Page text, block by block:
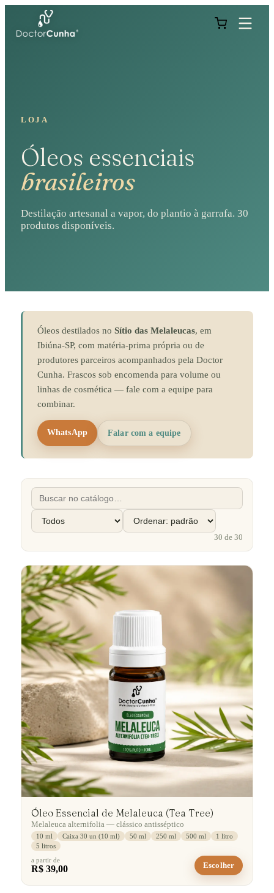
LOJA
Óleos essenciais
brasileiros
Destilação artesanal a vapor, do plantio à garrafa. 30
produtos disponíveis.
Óleos destilados no Sítio das Melaleucas, em
Ibiúna-SP, com matéria-prima própria ou de
produtores parceiros acompanhados pela Doctor
Cunha. Frascos sob encomenda para volume ou
linhas de cosmética — fale com a equipe para
combinar.
WhatsApp Falar com a equipe
30 de30
Óleo Essencial de Melaleuca (Tea Tree)
Melaleuca alternifolia — clássico antisséptico
10 ml Caixa 30 un (10 ml) 50 ml 250 ml 500 ml
1 litro
5 litros
a partir de
R$ 39,00 Escolher